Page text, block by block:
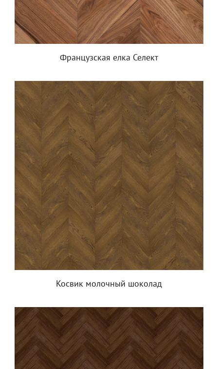
Французская елка Селект
Косвик молочный шоколад